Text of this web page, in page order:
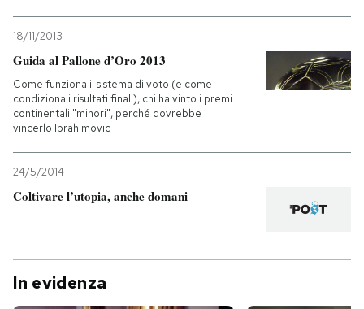
18/11/2013
Guida al Pallone d’Oro 2013
Come funziona il sistema di voto (e come
condiziona i risultati finali), chi ha vinto i premi
continentali "minori", perché dovrebbe
vincerlo Ibrahimovic
24/5/2014
Coltivare l’utopia, anche domani
In evidenza